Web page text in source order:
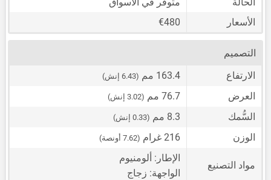
الأسعار
€480
التصميم
الارتفاع
163.4 مم (6.43 إنش)
العرض 76.7 مم (3.02 إنش)
السُّمك 8.3 مم (0.33 إنش)
الوزن 216 غرام (7.62 أونصة)
مواد التصنيع
الإطار: ألومنيوم
الواجهة: زجاج